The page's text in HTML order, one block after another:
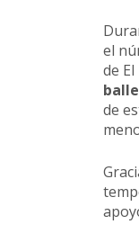
el
de
de